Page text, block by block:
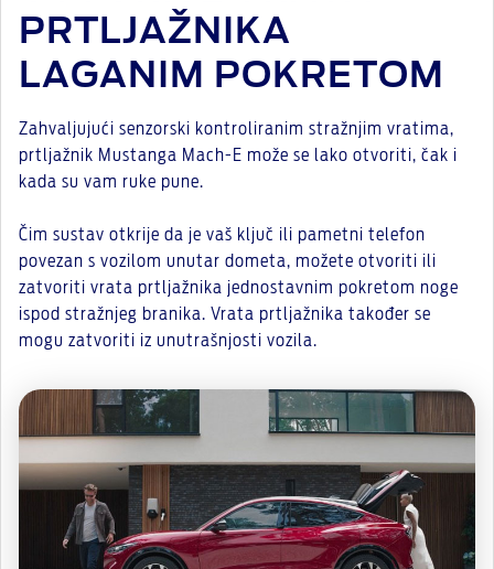
PRTLJAŽNIKA
LAGANIM POKRETOM
Zahvaljujući senzorski kontroliranim stražnjim vratima,
prtljažnik Mustanga Mach-E može se lako otvoriti, čak i
kada su vam ruke pune.
Čim sustav otkrije da je vaš ključ ili pametni telefon
povezan s vozilom unutar dometa, možete otvoriti ili
zatvoriti vrata prtljažnika jednostavnim pokretom noge
ispod stražnjeg branika. Vrata prtljažnika također se
mogu zatvoriti iz unutrašnjosti vozila.